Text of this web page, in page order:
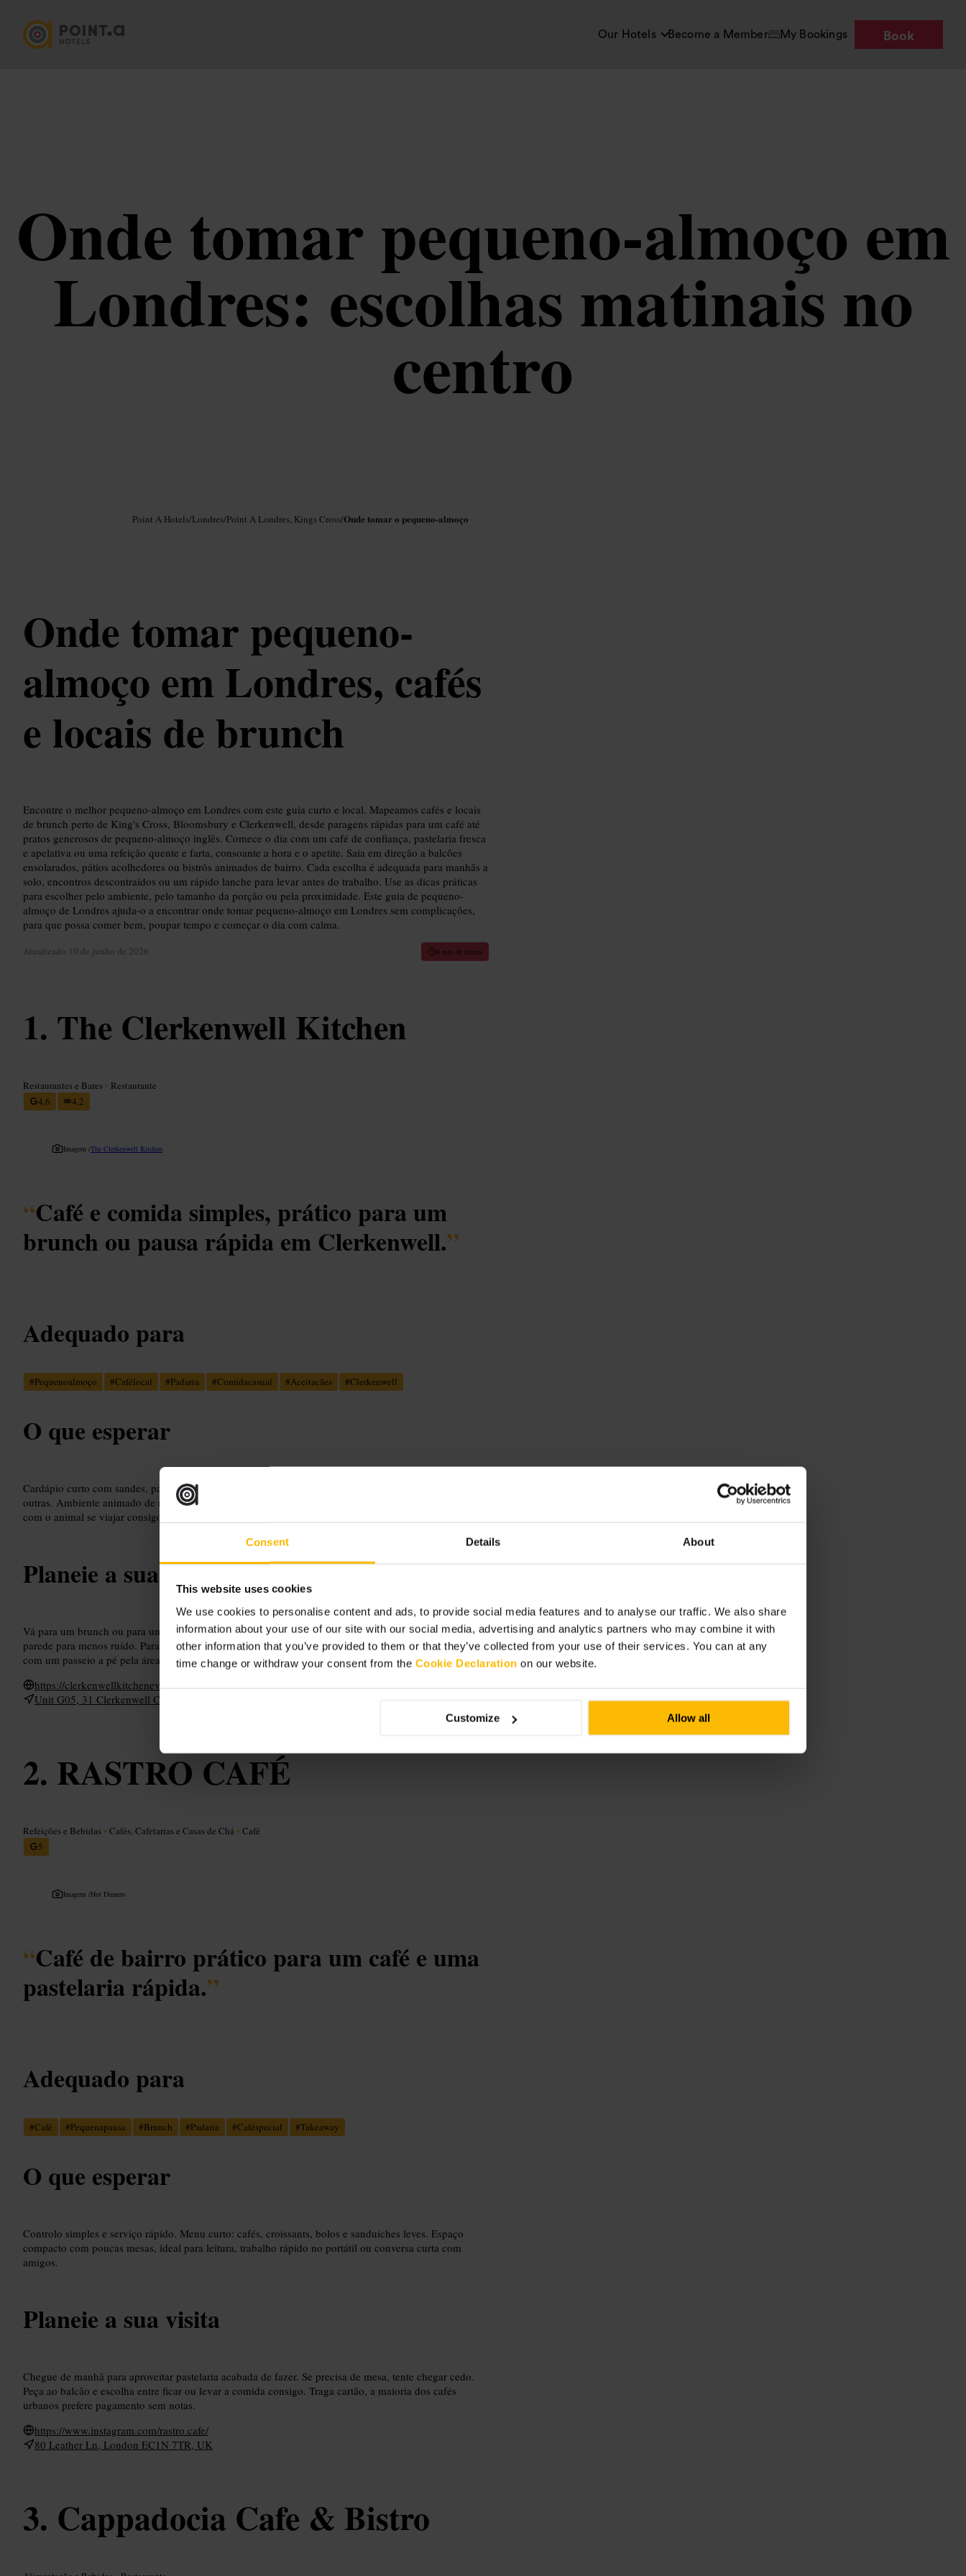
Consent Details About
This website uses cookies
We use cookies to personalise content and ads, to provide social media features and to analyse our traffic. We also share
information about your use of our site with our social media, advertising and analytics partners who may combine it with
other information that you’ve provided to them or that they’ve collected from your use of their services. You can at any
time change or withdraw your consent from the Cookie Declaration on our website.
Customize Allow all
Our Hotels Become a Member My Bookings Book
Onde tomar pequeno-almoço em
Londres: escolhas matinais no
centro
Point A Hotels/Londres/Point A Londres, Kings Cross/Onde tomar o pequeno-almoço
Onde tomar pequeno-
almoço em Londres, cafés
e locais de brunch
Encontre o melhor pequeno-almoço em Londres com este guia curto e local. Mapeamos cafés e locais
de brunch perto de King's Cross, Bloomsbury e Clerkenwell, desde paragens rápidas para um café até
pratos generosos de pequeno-almoço inglês. Comece o dia com um café de confiança, pastelaria fresca
e apelativa ou uma refeição quente e farta, consoante a hora e o apetite. Saia em direção a balcões
ensolarados, pátios acolhedores ou bistrôs animados de bairro. Cada escolha é adequada para manhãs a
solo, encontros descontraídos ou um rápido lanche para levar antes do trabalho. Use as dicas práticas
para escolher pelo ambiente, pelo tamanho da porção ou pela proximidade. Este guia de pequeno-
almoço de Londres ajuda-o a encontrar onde tomar pequeno-almoço em Londres sem complicações,
para que possa comer bem, poupar tempo e começar o dia com calma.
Atualizado 10 de junho de 2026 6 min de leitura
The Clerkenwell Kitchen
Restaurantes e Bares • Restaurante
4,6
4,2
Imagem /The Clerkenwell Kitchen
“Café e comida simples, prático para um
brunch ou pausa rápida em Clerkenwell.”
Adequado para
#Pequenoalmoço #Cafélocal #Padaria #Comidacasual #Aceitacães #Clerkenwell
O que esperar
Cardápio curto com sandes, pastelaria fresca e café. Espaço funcional com mesas próximas umas das
outras. Ambiente animado de manhã e tranquilo a meio da tarde. Aceitam cães, por isso pode aparecer
com o animal se viajar consigo.
Planeie a sua visita
Vá para um brunch ou para um café e um croissant. Se estiver em trabalho, escolha uma mesa junto à
parede para menos ruído. Para grupos maiores, chegue cedo; o espaço é compacto. Combine a visita
com um passeio a pé pela área para aproveitar o bairro.
https://clerkenwellkitchenevents.co.uk/
Unit G05, 31 Clerkenwell Close, London EC1R 0AT, UK
RASTRO CAFÉ
Refeições e Bebidas • Cafés, Cafetarias e Casas de Chá • Café
5
Imagem /Hot Dinners
“Café de bairro prático para um café e uma
pastelaria rápida.”
Adequado para
#Café #Pequenapausa #Brunch #Padaria #Caféspecial #Takeaway
O que esperar
Controlo simples e serviço rápido. Menu curto: cafés, croissants, bolos e sanduíches leves. Espaço
compacto com poucas mesas, ideal para leitura, trabalho rápido no portátil ou conversa curta com
amigos.
Planeie a sua visita
Chegue de manhã para aproveitar pastelaria acabada de fazer. Se precisa de mesa, tente chegar cedo.
Peça ao balcão e escolha entre ficar ou levar a comida consigo. Traga cartão, a maioria dos cafés
urbanos prefere pagamento sem notas.
https://www.instagram.com/rastro.cafe/
80 Leather Ln, London EC1N 7TR, UK
Cappadocia Cafe & Bistro